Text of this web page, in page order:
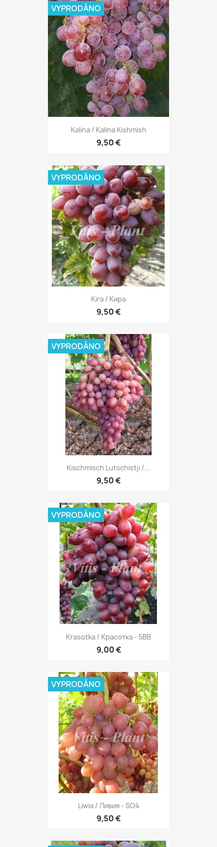
Kalina / Kalina Kishmish
9,50 €
VYPRODÁNO
Kira / Кира
9,50 €
VYPRODÁNO
Kischmisch Lutschistji /...
9,50 €
VYPRODÁNO
Krasotka / Красотка - 5BB
9,00 €
VYPRODÁNO
Liwia / Ливия - SO4
9,50 €
VYPRODÁNO